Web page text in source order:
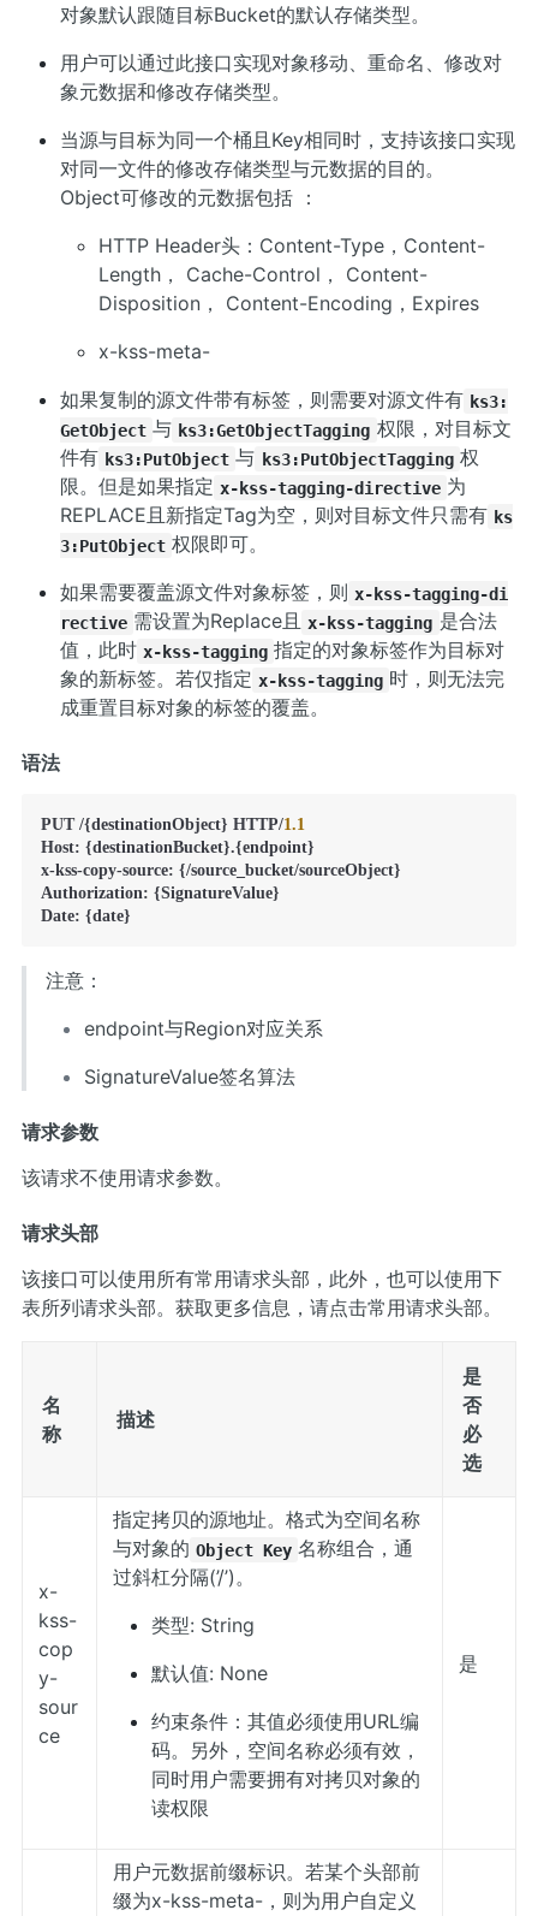
对象默认跟随目标Bucket的默认存储类型。
用户可以通过此接口实现对象移动、重命名、修改对
象元数据和修改存储类型。
当源与目标为同一个桶且Key相同时，支持该接口实现
对同一文件的修改存储类型与元数据的目的。
Object可修改的元数据包括 ：
HTTP Header头：Content-Type，Content-
Length， Cache-Control， Content-
Disposition， Content-Encoding，Expires
x-kss-meta-
如果复制的源文件带有标签，则需要对源文件有 ks3:
GetObject 与 ks3:GetObjectTagging 权限，对目标文
件有 ks3:PutObject 与 ks3:PutObjectTagging 权
限。但是如果指定 x-kss-tagging-directive 为
REPLACE且新指定Tag为空，则对目标文件只需有 ks
3:PutObject 权限即可。
如果需要覆盖源文件对象标签，则 x-kss-tagging-di
rective 需设置为Replace且 x-kss-tagging 是合法
值，此时 x-kss-tagging 指定的对象标签作为目标对
象的新标签。若仅指定 x-kss-tagging 时，则无法完
成重置目标对象的标签的覆盖。
语法
PUT /{destinationObject} HTTP/1.1
Host: {destinationBucket}.{endpoint}
x-kss-copy-source: {/source_bucket/sourceObject}
Authorization: {SignatureValue}
Date: {date}
注意：
endpoint与Region对应关系
SignatureValue签名算法
请求参数
该请求不使用请求参数。
请求头部
该接口可以使用所有常用请求头部，此外，也可以使用下
表所列请求头部。获取更多信息，请点击常用请求头部。
名
称
描述
是
否
必
选
x-
kss-
cop
y-
sour
ce
指定拷贝的源地址。格式为空间名称
与对象的 Object Key 名称组合，通
过斜杠分隔(’/’)。
类型: String
默认值: None
约束条件：其值必须使用URL编
码。另外，空间名称必须有效，
同时用户需要拥有对拷贝对象的
读权限
是
用户元数据前缀标识。若某个头部前
缀为x-kss-meta-，则为用户自定义